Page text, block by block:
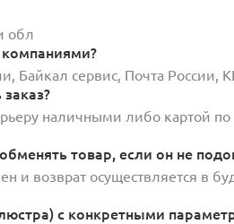
обл
Байкал сервис, Почта России,
наличными либо картой
товар, если он не
и возврат осуществляется в
с конкретными